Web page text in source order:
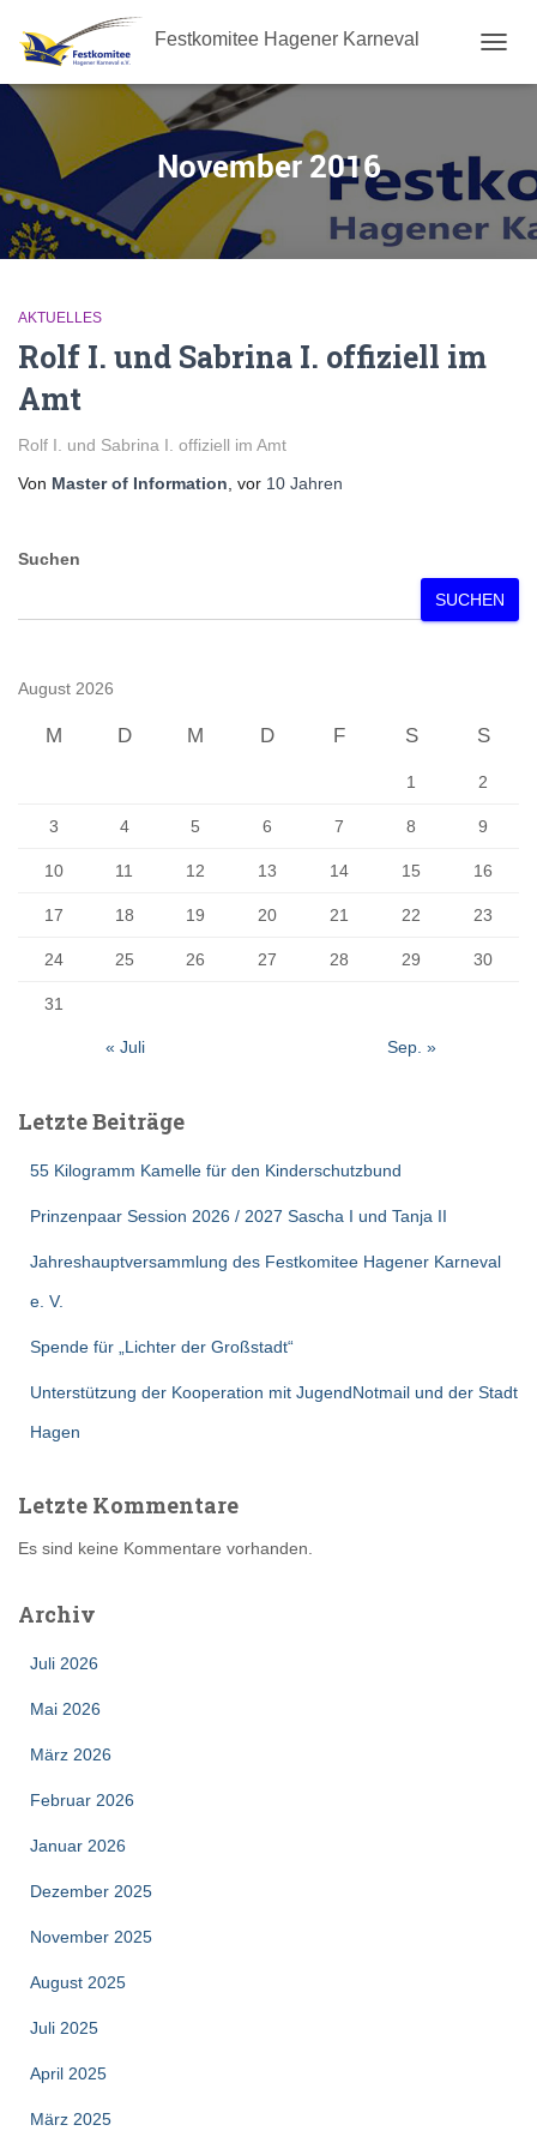
Festkomitee Hagener Karneval
November 2016
AKTUELLES
Rolf I. und Sabrina I. offiziell im
Amt
Rolf I. und Sabrina I. offiziell im Amt
Von Master of Information , vor 10 Jahren
Suchen
SUCHEN
August 2026
M D M D F S S
1 2
3 4 5 6 7 8 9
10 11 12 13 14 15 16
17 18 19 20 21 22 23
24 25 26 27 28 29 30
31
« Juli Sep. »
Letzte Beiträge
55 Kilogramm Kamelle für den Kinderschutzbund
Prinzenpaar Session 2026 / 2027 Sascha I und Tanja II
Jahreshauptversammlung des Festkomitee Hagener Karneval
e. V.
Spende für „Lichter der Großstadt“
Unterstützung der Kooperation mit JugendNotmail und der Stadt
Hagen
Letzte Kommentare
Es sind keine Kommentare vorhanden.
Archiv
Juli 2026
Mai 2026
März 2026
Februar 2026
Januar 2026
Dezember 2025
November 2025
August 2025
Juli 2025
April 2025
März 2025